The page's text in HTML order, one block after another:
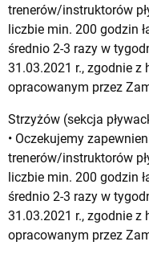
trenerów/instruktorów
liczbie min. 200 godzin
średnio 2-3 razy w
31.03.2021 r., zgodnie
opracowanym przez
Strzyżów (sekcja
• Oczekujemy
trenerów/instruktorów
liczbie min. 200 godzin
średnio 2-3 razy w
31.03.2021 r., zgodnie
opracowanym przez